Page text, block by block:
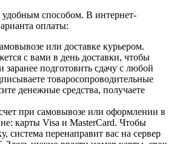
способом. В интернет-
оплаты:
или доставке курьером.
с вами в день доставки, чтобы
заранее подготовить сдачу с любой
товаросопроводительные
денежные средства, получаете
при самовывозе или оформлении в
карты Visa и MasterCard. Чтобы
система перенаправит вас на сервер